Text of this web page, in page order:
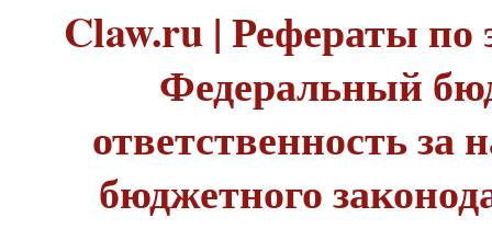
Claw.ru | Рефераты по
Федеральный
ответственность за
бюджетного